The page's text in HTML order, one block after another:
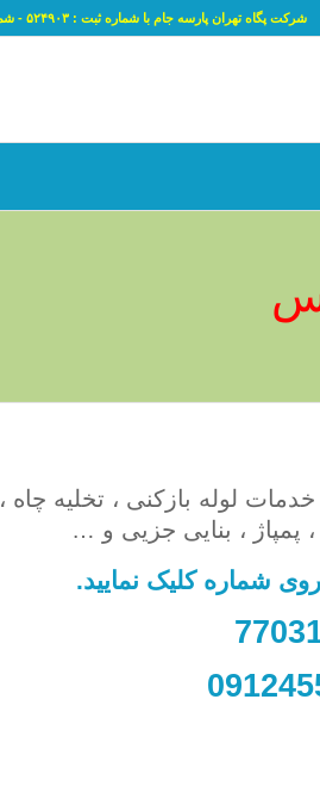
شرکت پگاه تهران پارسه جام با شماره ثبت : ۵۲۴۹۰۳ - شماره مستقیم مدیریت 09124555123
خدمات لوله بازکنی ، تخلیه چاه
پمپاژ ، بنایی جزیی و …
شماره کلیک نمایید.